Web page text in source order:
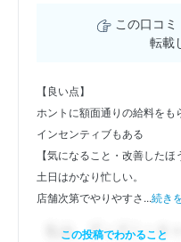
この口コミ
転載
【良い点】
ホントに額面通りの給料をも
インセンティブもある
【気になること・改善したほ
土日はかなり忙しい。
店舗次第でやりやすさ...続き
この投稿でわかること